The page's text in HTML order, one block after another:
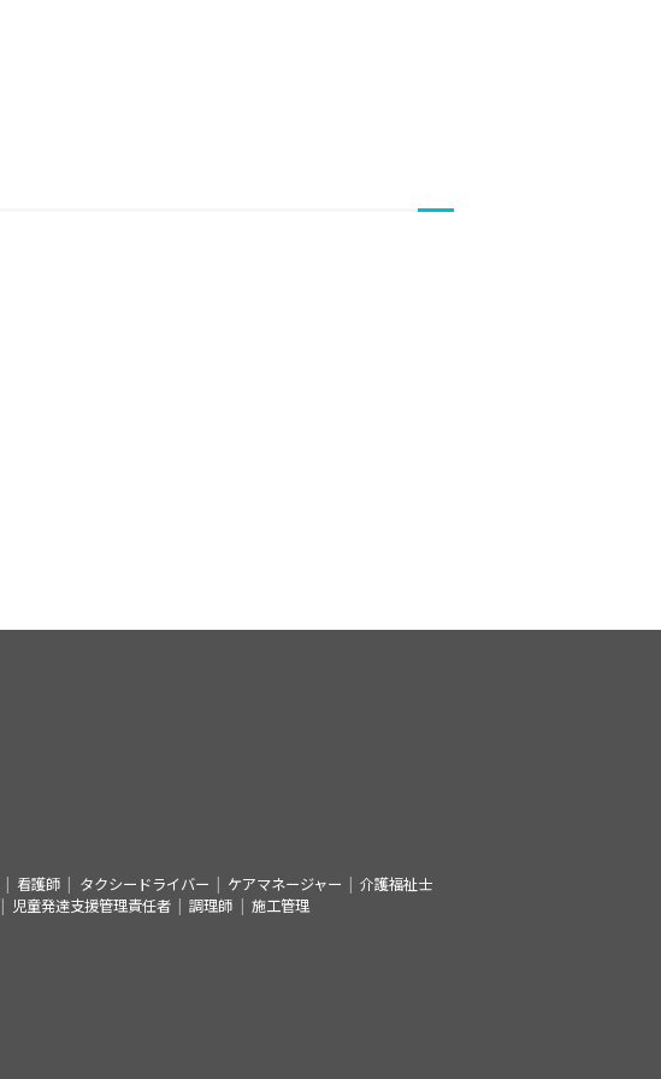
看護師 タクシードライバー ケアマネージャー
介護福祉士
児童発達支援管理責任者 調理師 施工管理